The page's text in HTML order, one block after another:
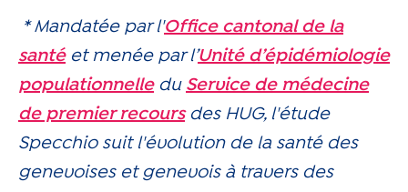
* Mandatée par l'Office cantonal de la
santéet menée par l’Unité d’épidémiologie
populationnelledu Service de médecine
de premier recoursdes HUG, l'étude
Specchio suit l'évolution de la santé des
genevoises et genevois à travers des